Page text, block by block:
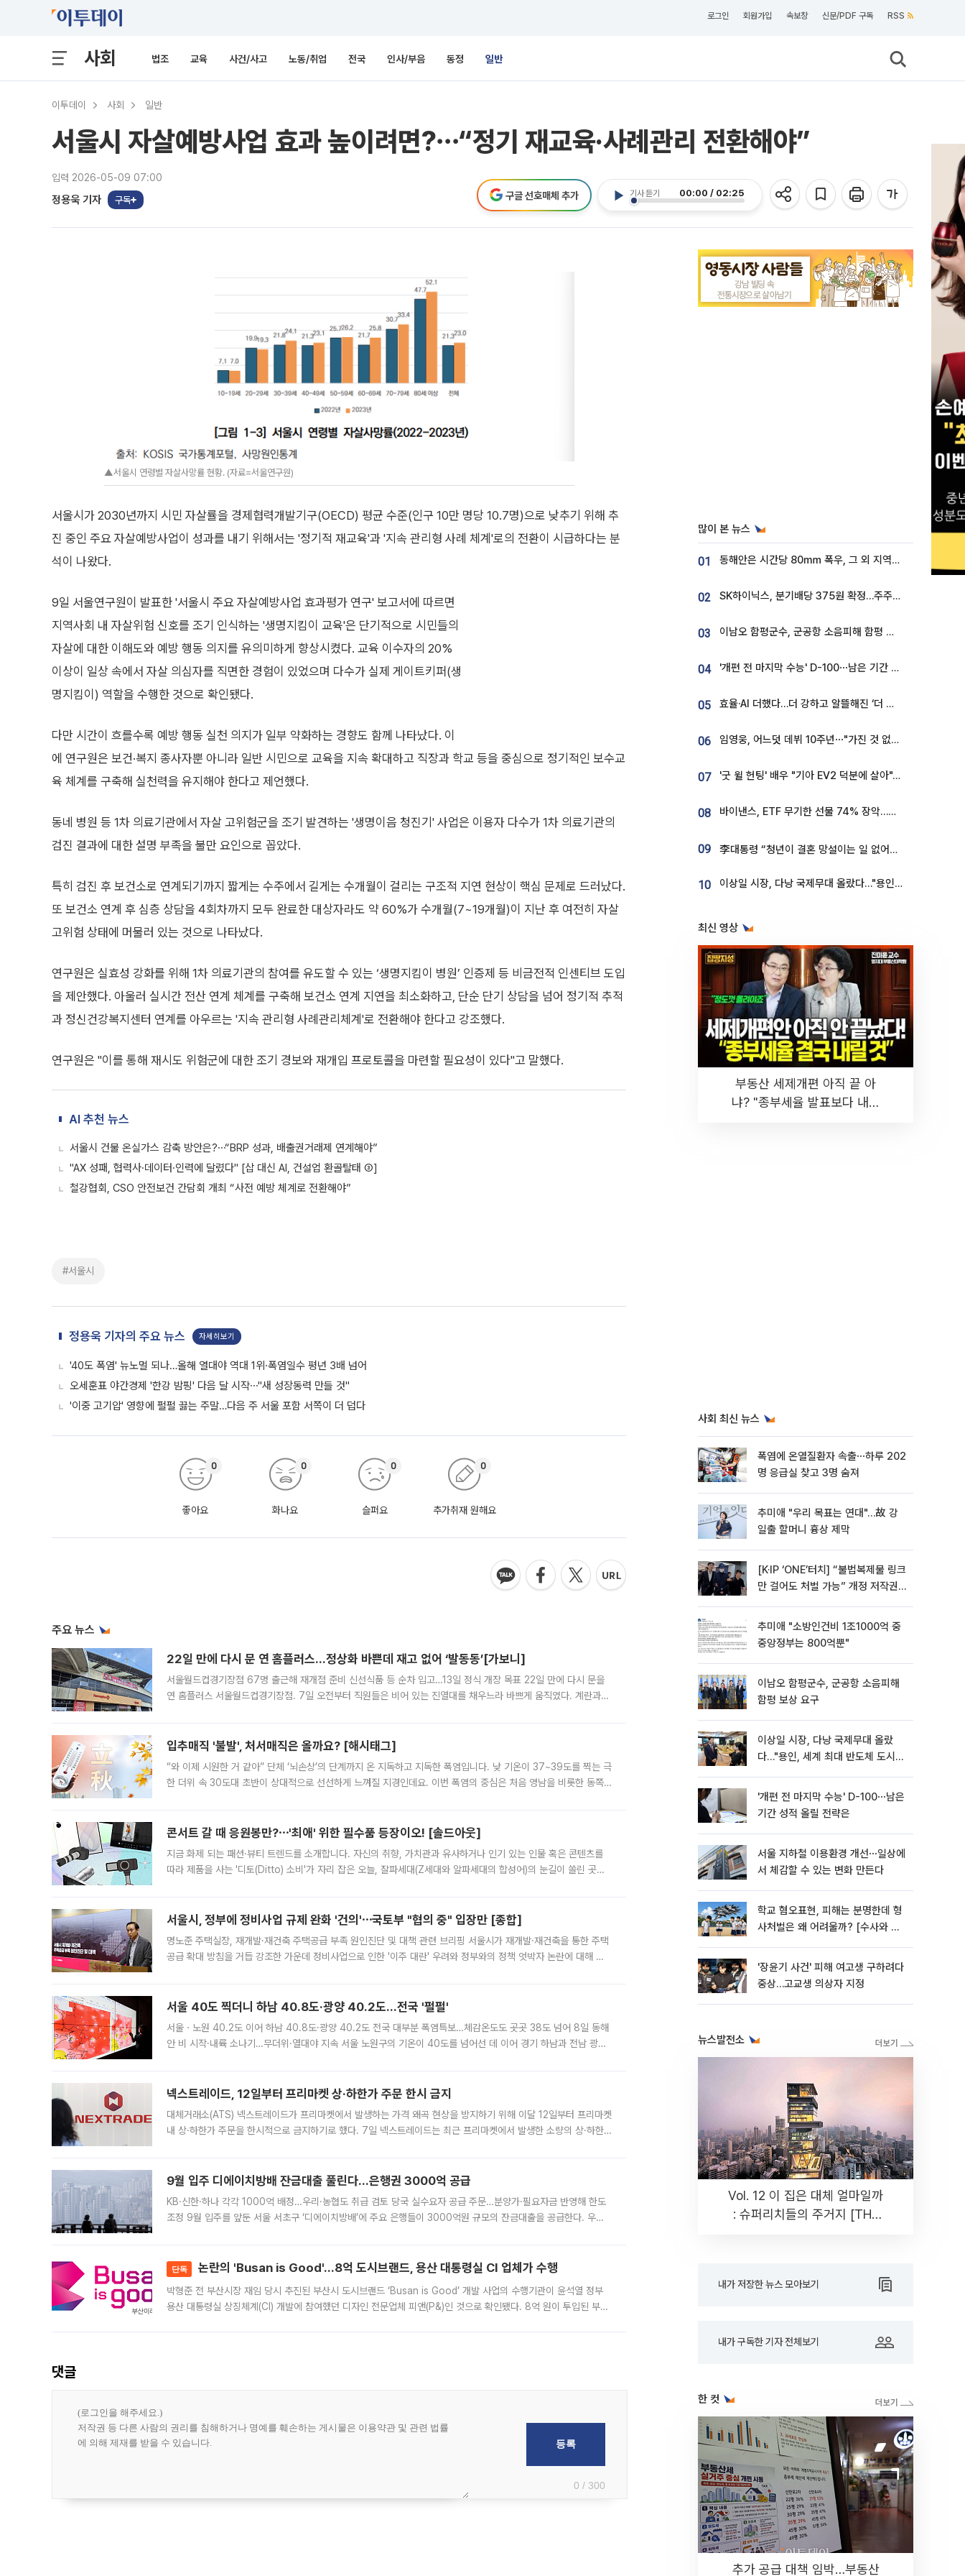
로그인 회원가입 속보창 신문/PDF 구독 RSS
사회 법조 교육 사건/사고 노동/취업 전국 인사/부음 동정 일반
이투데이 사회 일반
서울시 자살예방사업 효과 높이려면?⋯“정기 재교육·사례관리 전환해야”
입력 2026-05-09 07:00
정용욱 기자 구독
기사 듣기 00:00 / 02:25
구글 선호매체 추가
▲서울시 연령별 자살사망률 현황. (자료=서울연구원)
서울시가 2030년까지 시민 자살률을 경제협력개발기구(OECD) 평균 수준(인구 10만 명당 10.7명)으로 낮추기 위해 추
진 중인 주요 자살예방사업이 성과를 내기 위해서는 '정기적 재교육'과 '지속 관리형 사례 체계'로의 전환이 시급하다는 분
석이 나왔다.
9일 서울연구원이 발표한 '서울시 주요 자살예방사업 효과평가 연구' 보고서에 따르면
지역사회 내 자살위험 신호를 조기 인식하는 '생명지킴이 교육'은 단기적으로 시민들의
자살에 대한 이해도와 예방 행동 의지를 유의미하게 향상시켰다. 교육 이수자의 20%
이상이 일상 속에서 자살 의심자를 직면한 경험이 있었으며 다수가 실제 게이트키퍼(생
명지킴이) 역할을 수행한 것으로 확인됐다.
다만 시간이 흐를수록 예방 행동 실천 의지가 일부 약화하는 경향도 함께 나타났다. 이
에 연구원은 보건·복지 종사자뿐 아니라 일반 시민으로 교육을 지속 확대하고 직장과 학교 등을 중심으로 정기적인 보수교
육 체계를 구축해 실천력을 유지해야 한다고 제언했다.
동네 병원 등 1차 의료기관에서 자살 고위험군을 조기 발견하는 '생명이음 청진기' 사업은 이용자 다수가 1차 의료기관의
검진 결과에 대한 설명 부족을 불만 요인으로 꼽았다.
특히 검진 후 보건소로 연계되기까지 짧게는 수주에서 길게는 수개월이 걸리는 구조적 지연 현상이 핵심 문제로 드러났다.
또 보건소 연계 후 심층 상담을 4회차까지 모두 완료한 대상자라도 약 60%가 수개월(7~19개월)이 지난 후 여전히 자살
고위험 상태에 머물러 있는 것으로 나타났다.
연구원은 실효성 강화를 위해 1차 의료기관의 참여를 유도할 수 있는 ‘생명지킴이 병원’ 인증제 등 비금전적 인센티브 도입
을 제안했다. 아울러 실시간 전산 연계 체계를 구축해 보건소 연계 지연을 최소화하고, 단순 단기 상담을 넘어 정기적 추적
과 정신건강복지센터 연계를 아우르는 '지속 관리형 사례관리체계'로 전환해야 한다고 강조했다.
연구원은 "이를 통해 재시도 위험군에 대한 조기 경보와 재개입 프로토콜을 마련할 필요성이 있다"고 말했다.
AI 추천 뉴스
서울시 건물 온실가스 감축 방안은?⋯“BRP 성과, 배출권거래제 연계해야”
"AX 성패, 협력사·데이터·인력에 달렸다" [삽 대신 AI, 건설업 환골탈태 ③]
철강협회, CSO 안전보건 간담회 개최 “사전 예방 체계로 전환해야”
#서울시
정용욱 기자의 주요 뉴스 자세히보기
'40도 폭염' 뉴노멀 되나…올해 열대야 역대 1위·폭염일수 평년 3배 넘어
오세훈표 야간경제 '한강 밤핑' 다음 달 시작⋯"새 성장동력 만들 것"
'이중 고기압' 영향에 펄펄 끓는 주말…다음 주 서울 포함 서쪽이 더 덥다
좋아요
0
화나요
0
슬퍼요
0
추가취재 원해요
0
주요 뉴스
22일 만에 다시 문 연 홈플러스…정상화 바쁜데 재고 없어 ‘발동동’[가보니]
서울월드컵경기장점 67명 출근해 재개점 준비 신선식품 등 순차 입고…13일 정식 개장 목표 22일 만에 다시 문을
연 홈플러스 서울월드컵경기장점. 7일 오전부터 직원들은 비어 있는 진열대를 채우느라 바쁘게 움직였다. 계란과
입추매직 '불발', 처서매직은 올까요? [해시태그]
“와 이제 시원한 거 같아” 단체 ‘뇌손상’의 단계까지 온 지독하고 지독한 폭염입니다. 낮 기온이 37~39도를 찍는 극
한 더위 속 30도대 초반이 상대적으로 선선하게 느껴질 지경인데요. 이번 폭염의 중심은 처음 영남을 비롯한 동쪽
콘서트 갈 때 응원봉만?⋯'최애' 위한 필수품 등장이오! [솔드아웃]
지금 화제 되는 패션·뷰티 트렌드를 소개합니다. 자신의 취향, 가치관과 유사하거나 인기 있는 인물 혹은 콘텐츠를
따라 제품을 사는 '디토(Ditto) 소비'가 자리 잡은 오늘, 잘파세대(Z세대와 알파세대의 합성어)의 눈길이 쏠린 곳은
서울시, 정부에 정비사업 규제 완화 '건의'⋯국토부 "협의 중" 입장만 [종합]
명노준 주택실장, 재개발·재건축 주택공급 부족 원인진단 및 대책 관련 브리핑 서울시가 재개발·재건축을 통한 주택
공급 확대 방침을 거듭 강조한 가운데 정비사업으로 인한 '이주 대란' 우려와 정부와의 정책 엇박자 논란에 대해 정
서울 40도 찍더니 하남 40.8도·광양 40.2도…전국 '펄펄'
서울ㆍ노원 40.2도 이어 하남 40.8도·광양 40.2도 전국 대부분 폭염특보…체감온도도 곳곳 38도 넘어 8일 동해
안 비 시작·내륙 소나기…무더위·열대야 지속 서울 노원구의 기온이 40도를 넘어선 데 이어 경기 하남과 전남 광양
넥스트레이드, 12일부터 프리마켓 상·하한가 주문 한시 금지
대체거래소(ATS) 넥스트레이드가 프리마켓에서 발생하는 가격 왜곡 현상을 방지하기 위해 이달 12일부터 프리마켓
내 상·하한가 주문을 한시적으로 금지하기로 했다. 7일 넥스트레이드는 최근 프리마켓에서 발생한 소량의 상·하한
9월 입주 디에이치방배 잔금대출 풀린다…은행권 3000억 공급
KB·신한·하나 각각 1000억 배정…우리·농협도 취급 검토 당국 실수요자 공급 주문…분양가·필요자금 반영해 한도
조정 9월 입주를 앞둔 서울 서초구 ‘디에이치방배’에 주요 은행들이 3000억원 규모의 잔금대출을 공급한다. 우리
단독 논란의 'Busan is Good'…8억 도시브랜드, 용산 대통령실 CI 업체가 수행
박형준 전 부산시장 재임 당시 추진된 부산시 도시브랜드 ‘Busan is Good’ 개발 사업의 수행기관이 윤석열 정부
용산 대통령실 상징체계(CI) 개발에 참여했던 디자인 전문업체 피앤(P&)인 것으로 확인됐다. 8억 원이 투입된 부산
댓글
0 / 300
많이 본 뉴스
01 동해안은 시간당 80㎜ 폭우, 그 외 지역은 폭염…‘극과 극 날씨’
02 SK하이닉스, 분기배당 375원 확정…주주환원책 9월로 앞당겨 발표
03 이남오 함평군수, 군공항 소음피해 함평 보상 요구
04 '개편 전 마지막 수능' D-100⋯남은 기간 성적 올릴 전략은
05 효율·AI 더했다…더 강하고 알뜰해진 ‘더 뉴 그랜저 하이브리드’ [ET의 모빌리티]
06 임영웅, 어느덧 데뷔 10주년⋯"가진 것 없던 시절, 내 앞엔 20명의 팬뿐"
07 '굿 윌 헌팅' 배우 "기아 EV2 덕분에 살아"…교통사고 후 안전성 극찬
08 바이낸스, ETF 무기한 선물 74% 장악…한국 레버리지 ETF 거래 급증 [e가상자산]
09 李대통령 “청년이 결혼 망설이는 일 없어야...제도상 불이익 조사”
10 이상일 시장, 다낭 국제무대 올랐다…"용인, 세계 최대 반도체 도시 된다"
최신 영상
부동산 세제개편 아직 끝 아
냐? "종부세율 발표보다 내릴
사회 최신 뉴스
폭염에 온열질환자 속출⋯하루 202
명 응급실 찾고 3명 숨져
추미애 "우리 목표는 연대"…故 강
일출 할머니 흉상 제막
[K·IP ‘ONE’터치] “불법복제물 링크
만 걸어도 처벌 가능” 개정 저작권
추미애 "소방인건비 1조1000억 중
중앙정부는 800억뿐"
이남오 함평군수, 군공항 소음피해
함평 보상 요구
이상일 시장, 다낭 국제무대 올랐
다…"용인, 세계 최대 반도체 도시
'개편 전 마지막 수능' D-100⋯남은
기간 성적 올릴 전략은
서울 지하철 이용환경 개선⋯일상에
서 체감할 수 있는 변화 만든다
학교 혐오표현, 피해는 분명한데 형
사처벌은 왜 어려울까? [수사와 재
'장윤기 사건' 피해 여고생 구하려다
중상…고교생 의상자 지정
뉴스발전소
Vol. 12 이 집은 대체 얼마일까
: 슈퍼리치들의 주거지 [THE
내가 저장한 뉴스 모아보기
내가 구독한 기자 전체보기
한 컷
추가 공급 대책 임박…부동산